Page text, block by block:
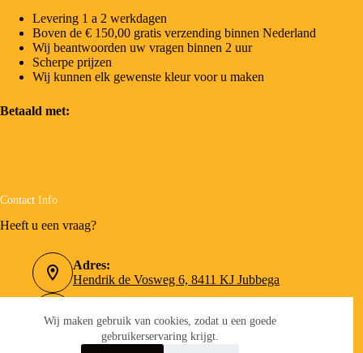
Wij maken gebruik van cookies, zodat u een goede
gebruikerservaring krijgt.
Levering 1 a 2 werkdagen
Boven de € 150,00 gratis verzending binnen Nederland
Wij beantwoorden uw vragen binnen 2 uur
Scherpe prijzen
Wij kunnen elk gewenste kleur voor u maken
Betaald met:
Contact Info
Heeft u een vraag?
Adres:
Hendrik de Vosweg 6, 8411 KJ Jubbega
0516-462090
Email: